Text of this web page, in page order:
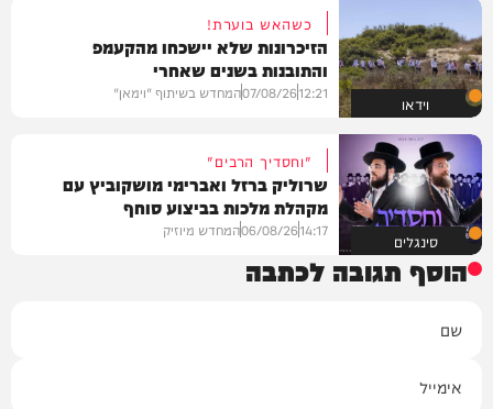
וידאו
כשהאש בוערת!
הזיכרונות שלא יישכחו מהקעמפ
והתובנות בשנים שאחרי
12:21
07/08/26המחדש בשיתוף "וימאן"
סינגלים
"וחסדיך הרבים"
שרוליק ברזל ואברימי מושקוביץ עם
מקהלת מלכות בביצוע סוחף
14:17
06/08/26המחדש מיוזיק
הוסף תגובה לכתבה